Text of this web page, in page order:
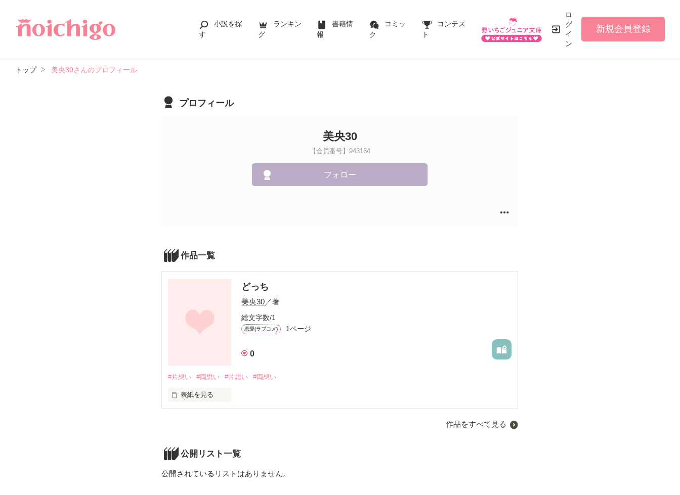
小説を探
す
ランキン
グ
書籍情
報
コミッ
ク
コンテス
ト
ロ
グ
イ
ン
新規会員登録
トップ 美央30さんのプロフィール
プロフィール
美央30
【会員番号】943164
フォロー
作品一覧
どっち
美央30／著
総文字数/1
恋愛(ラブコメ) 1ページ
0
#片想い #両思い #片思い #両想い
表紙を見る
作品をすべて見る
公開リスト一覧
公開されているリストはありません。